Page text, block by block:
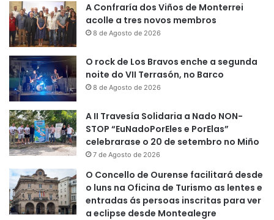
A Confraría dos Viños de Monterrei
acolle a tres novos membros
8 de Agosto de 2026
O rock de Los Bravos enche a segunda
noite do VII Terrasón, no Barco
8 de Agosto de 2026
A II Travesía Solidaria a Nado NON-
STOP “EuNadoPorEles e PorElas”
celebrarase o 20 de setembro no Miño
7 de Agosto de 2026
O Concello de Ourense facilitará desde
o luns na Oficina de Turismo as lentes e
entradas ás persoas inscritas para ver
a eclipse desde Montealegre